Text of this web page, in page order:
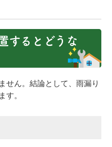
するとどうな
せん。結論として、雨漏り
す。